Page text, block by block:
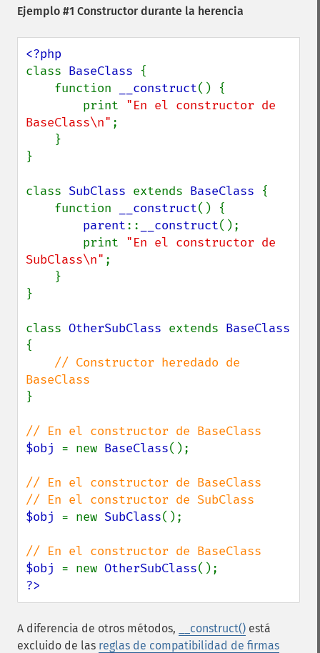
Ejemplo #1 Constructor durante la herencia
class BaseClass {
    function
__construct() {
        print
"En el constructor de
BaseClass\n" ;
}
class SubClass extends BaseClass {
    function
__construct() {
parent:: __construct();
        print
"En el constructor de
SubClass\n" ;
}
class OtherSubClass extends
{
// Constructor heredado de
}
$obj = new BaseClass();
// En el constructor de BaseClass
$obj = new SubClass();
$obj = new OtherSubClass
?>
A diferencia de otros métodos, __construct() está
excluido de las reglas de compatibilidad de firmas